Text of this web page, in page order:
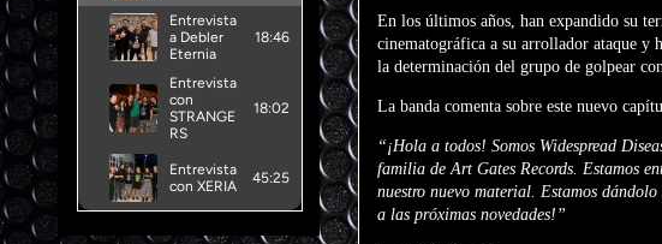
En los últimos años, han expandido su
cinematográfica a su arrollador ataque y
la determinación del grupo de golpear
La banda comenta sobre este nuevo
“¡Hola a todos! Somos Widespread
familia de Art Gates Records. Estamos
nuestro nuevo material. Estamos
a las próximas novedades!”